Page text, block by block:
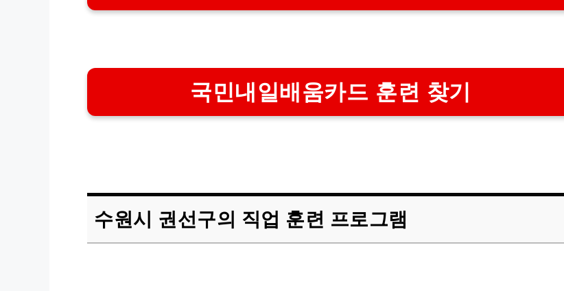
국민내일배움카드 훈련 찾기
수원시 권선구의 직업 훈련 프로그램